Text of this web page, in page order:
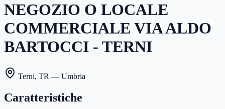
NEGOZIO O LOCALE
COMMERCIALE VIA ALDO
BARTOCCI - TERNI
Terni, TR — Umbria
Caratteristiche